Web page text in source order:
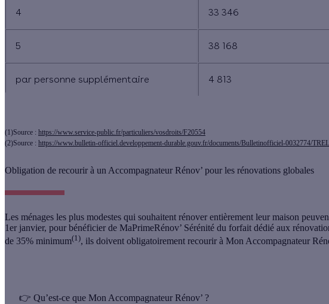
4 33 346
5 38 168
par personne supplémentaire 4 813
(1)Source : https://www.service-public.fr/particuliers/vosdroits/F20554
(2)Source : https://www.bulletin-officiel.developpement-durable.gouv.fr/documents/Bulletinofficiel-0032774/
Obligation de recourir à un Accompagnateur Rénov’ pour les rénovations globales
Les ménages les plus modestes qui souhaitent rénover entièrement leur maison
1er janvier, pour bénéficier de MaPrimeRénov’ Sérénité du forfait dédié aux
de 35% minimum(1), ils doivent obligatoirement recourir à Mon Accompagnateur
👉 Qu’est-ce que Mon Accompagnateur Rénov’ ?